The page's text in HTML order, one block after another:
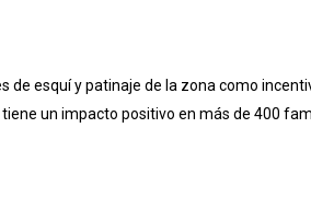
esquí y patinaje de la zona como
un impacto positivo en más de 400